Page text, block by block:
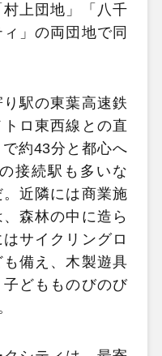
上団地」「八千
」の両団地で同
駅の東葉高速鉄
ロ東西線との直
約43分と都心へ
接続駅も多いな
近隣には商業施
森林の中に造ら
サイクリングロ
備え、木製遊具
どもものびのび